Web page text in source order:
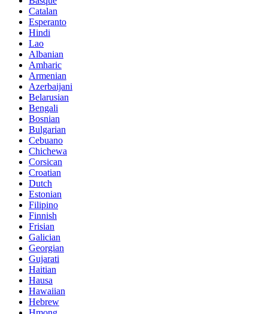
Catalan
Esperanto
Hindi
Lao
Albanian
Amharic
Armenian
Azerbaijani
Belarusian
Bengali
Bosnian
Bulgarian
Cebuano
Chichewa
Corsican
Croatian
Dutch
Estonian
Filipino
Finnish
Frisian
Galician
Georgian
Gujarati
Haitian
Hausa
Hawaiian
Hebrew